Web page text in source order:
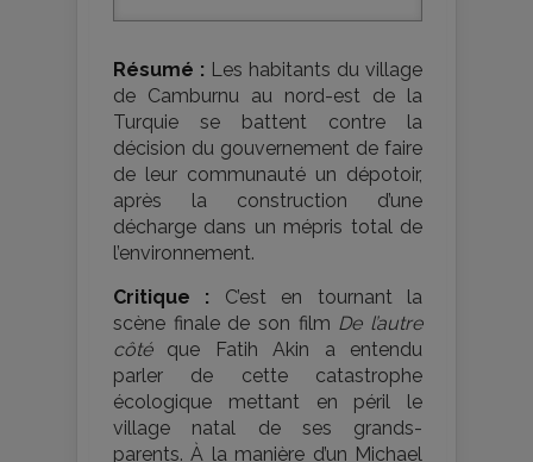
Résumé : Les habitants du village
de Camburnu au nord-est de la
Turquie se battent contre la
décision du gouvernement de faire
de leur communauté un dépotoir,
après la construction d’une
décharge dans un mépris total de
l’environnement.
Critique : C’est en tournant la
scène finale de son film De l’autre
côtéque Fatih Akin a entendu
parler de cette catastrophe
écologique mettant en péril le
village natal de ses grands-
parents. À la manière d’un Michael